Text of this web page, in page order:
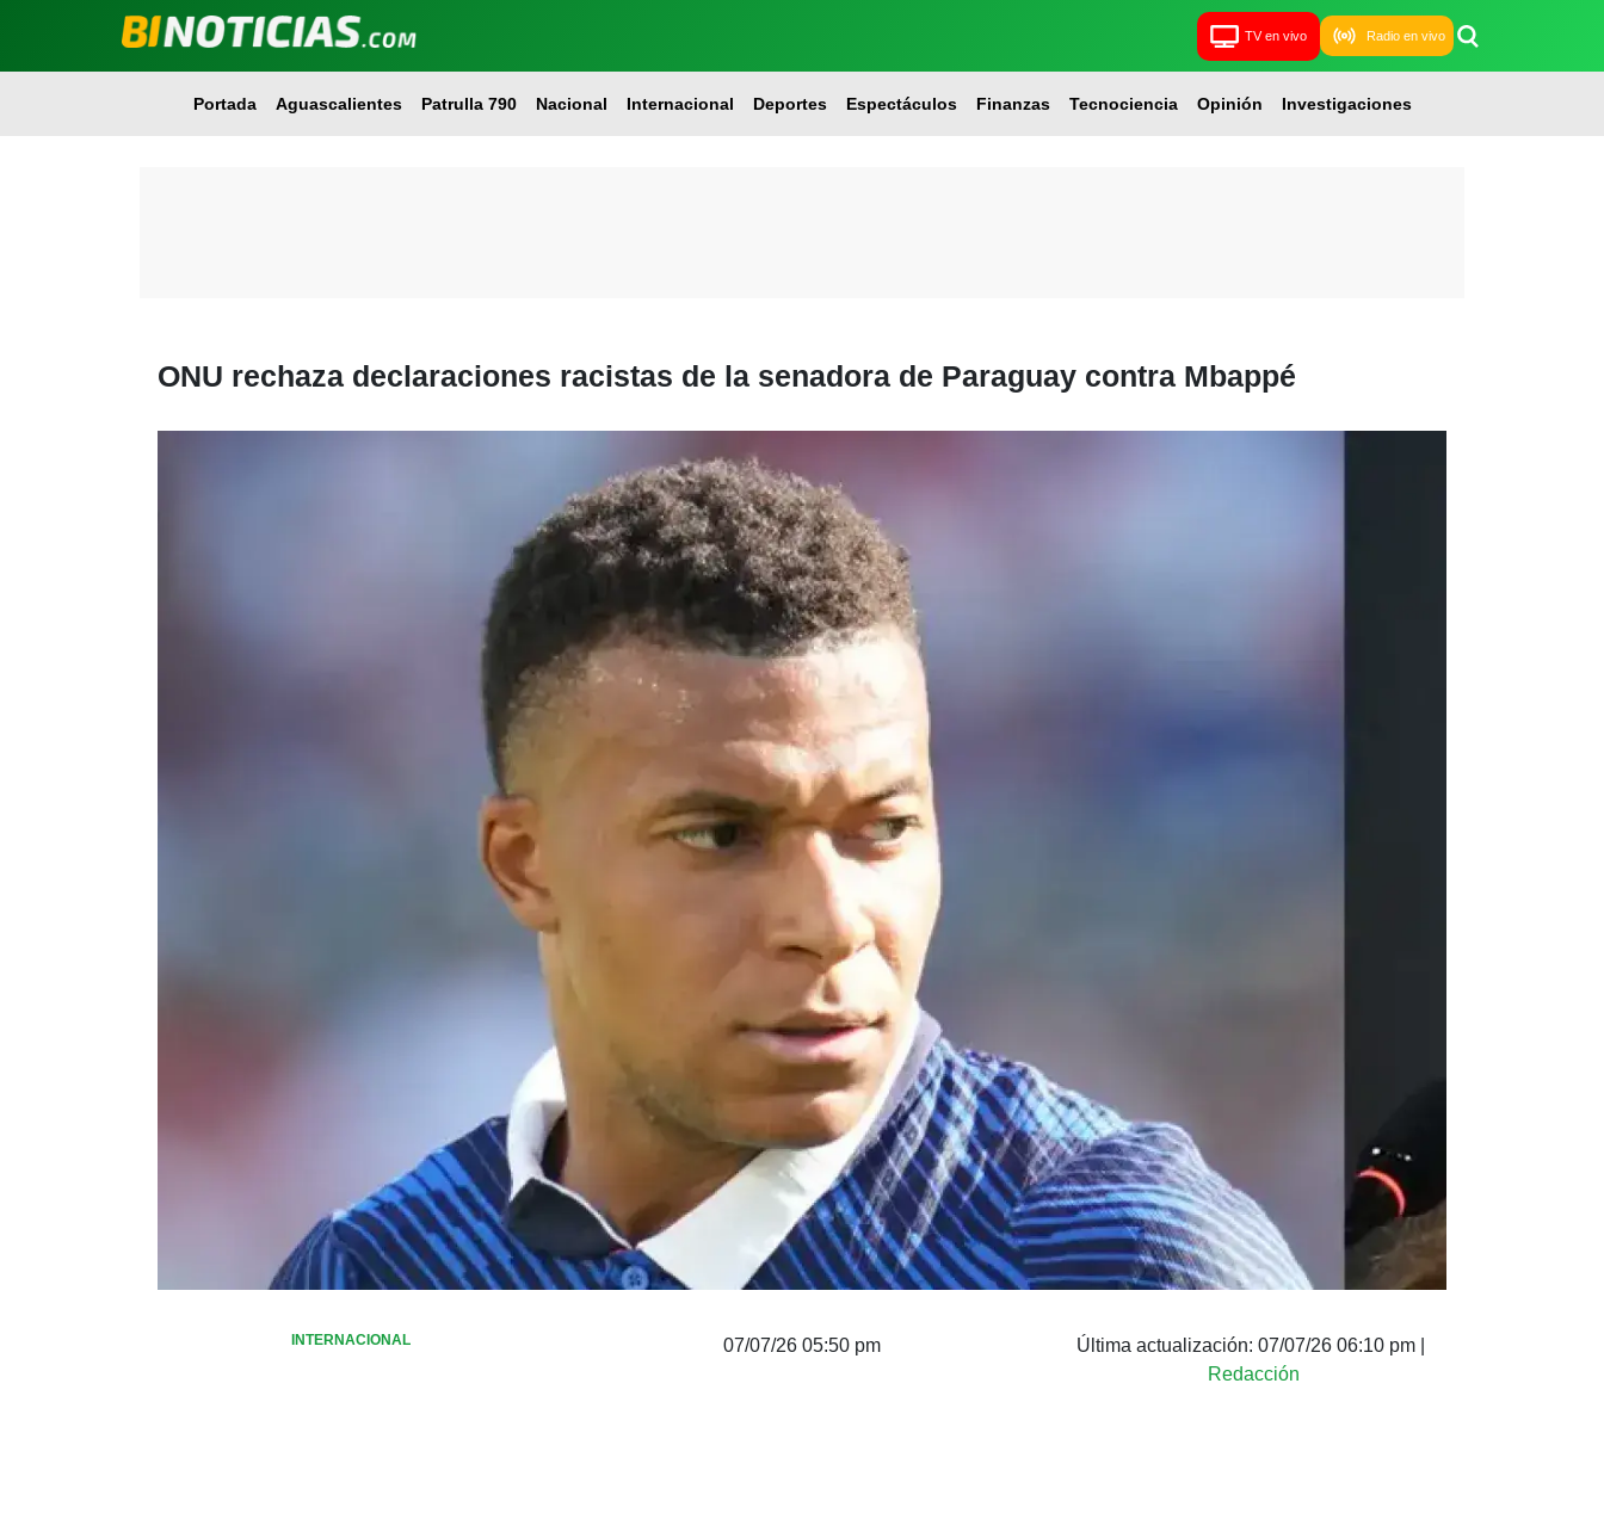
TV en vivo Radio en vivo
Portada Aguascalientes Patrulla 790 Nacional Internacional Deportes Espectáculos Finanzas Tecnociencia Opinión Investigaciones
ONU rechaza declaraciones racistas de la senadora de Paraguay contra Mbappé
INTERNACIONAL 07/07/26 05:50 pm Última actualización: 07/07/26 06:10 pm
Redacción